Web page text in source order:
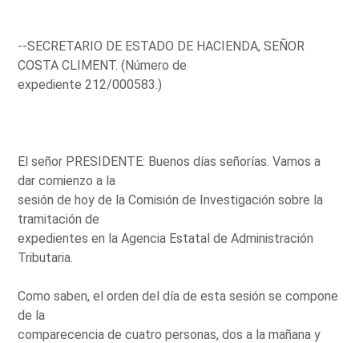
--SECRETARIO DE ESTADO DE HACIENDA, SEÑOR
COSTA CLIMENT. (Número de
expediente 212/000583.)
El señor PRESIDENTE: Buenos días señorías. Vamos a
dar comienzo a la
sesión de hoy de la Comisión de Investigación sobre la
tramitación de
expedientes en la Agencia Estatal de Administración
Tributaria.
Como saben, el orden del día de esta sesión se compone
de la
comparecencia de cuatro personas, dos a la mañana y